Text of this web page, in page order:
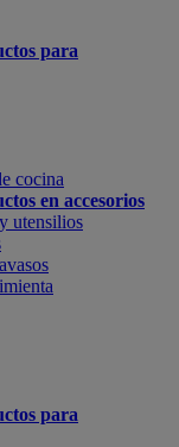
para
cocina
en accesorios
utensilios
para